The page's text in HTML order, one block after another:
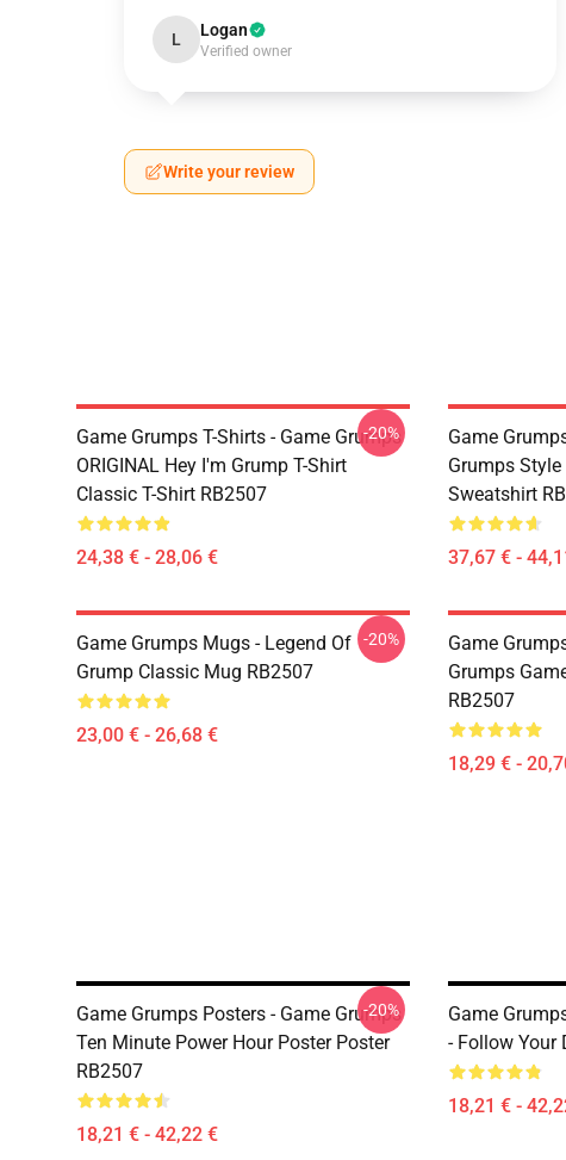
L Logan
Verified owner
Write your review
Game Grumps T-Shirts - Game Grumps
ORIGINAL Hey I'm Grump T-Shirt
Classic T-Shirt RB2507
24,38 € - 28,06 €
-20%
Game
Grumps
Sweatshirt
37,67 € -
Game Grumps Mugs - Legend Of
Grump Classic Mug RB2507
23,00 € - 26,68 €
-20%
Game
Grumps
RB2507
18,29 € -
Game Grumps Posters - Game Grumps
Ten Minute Power Hour Poster Poster
RB2507
18,21 € - 42,22 €
-20%
Game
- Follow Your
18,21 € -